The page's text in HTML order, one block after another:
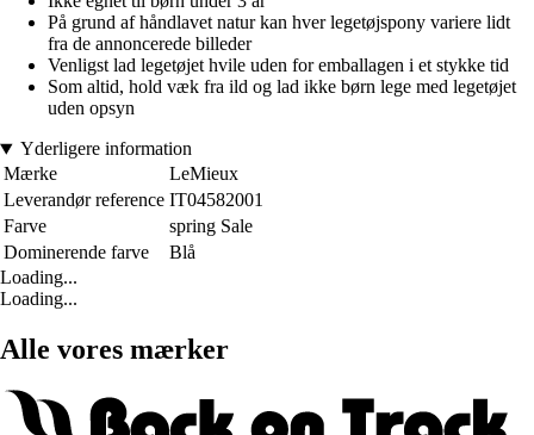
På grund af håndlavet natur kan hver legetøjspony variere lidt
fra de annoncerede billeder
Venligst lad legetøjet hvile uden for emballagen i et stykke tid
Som altid, hold væk fra ild og lad ikke børn lege med legetøjet
uden opsyn
Yderligere information
Mærke
LeMieux
Leverandør reference IT04582001
Farve
spring Sale
Dominerende farve
Blå
Loading...
Loading...
Alle vores mærker